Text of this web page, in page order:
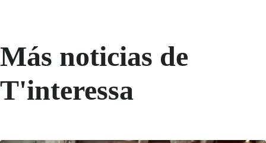
Más noticias de
T'interessa